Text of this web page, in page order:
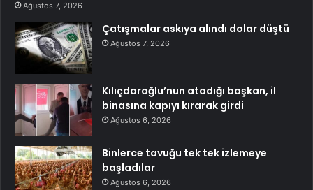
Ağustos 7, 2026
Çatışmalar askıya alındı dolar düştü
Ağustos 7, 2026
Kılıçdaroğlu’nun atadığı başkan, il
binasına kapıyı kırarak girdi
Ağustos 6, 2026
Binlerce tavuğu tek tek izlemeye
başladılar
Ağustos 6, 2026